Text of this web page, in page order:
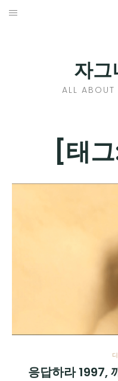
Skip
자그
ALL ABOUT
[태
응답하라 1997,